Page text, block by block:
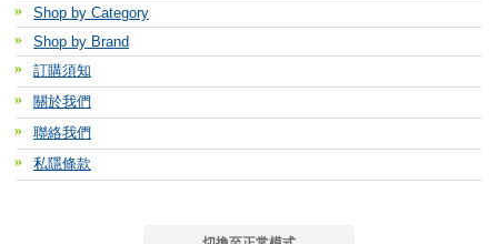
Shop by Category
Shop by Brand
訂購須知
關於我們
聯絡我們
私隱條款